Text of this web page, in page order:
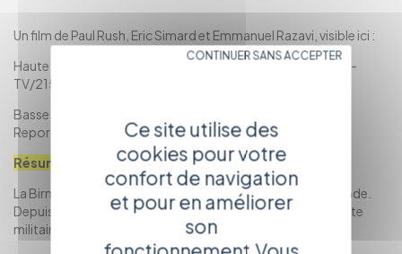
Un film de Paul Rush, Eric Simard et Emmanuel Razavi, visible ici :
Haute définition : http://www.arte.tv/fr/Videos-sur-ARTE-
TV/2151166,CmC=2487582.html
Basse définition : http://www.arte.tv/fr/ARTE-
Reportage/2468474,CmC=2468476.html
Résumé :
La Birmanie, une des dictatures les plus répressives du monde.
Depuis 1988, le peuple birman vit ainsi sous le joug dune junte
militaire qui a coupé le pays du reste du monde.
Ce site utilise des
cookies pour votre
confort de navigation
et pour en améliorer
son
CONTINUER SANS ACCEPTER